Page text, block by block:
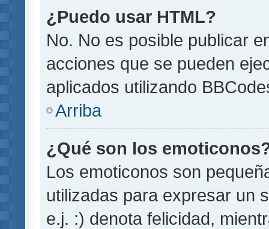
¿Puedo usar HTML?
No. No es posible publicar
acciones que se pueden
aplicados utilizando
Arriba
¿Qué son los
Los emoticonos son
utilizadas para expresar un
e.j. :) denota felicidad,